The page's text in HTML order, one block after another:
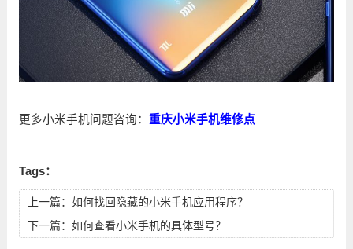
更多小米手机问题咨询： 重庆小米手机维修点
Tags：
上一篇： 如何找回隐藏的小米手机应用程序？
下一篇： 如何查看小米手机的具体型号？